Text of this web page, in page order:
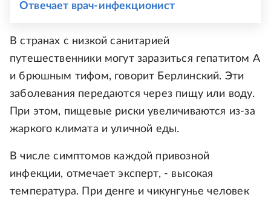
Отвечает врач-инфекционист
В странах с низкой санитарией
путешественники могут заразиться гепатитом A
и брюшным тифом, говорит Берлинский. Эти
заболевания передаются через пищу или воду.
При этом, пищевые риски увеличиваются из-за
жаркого климата и уличной еды.
В числе симптомов каждой привозной
инфекции, отмечает эксперт, - высокая
температура. При денге и чикунгунье человек